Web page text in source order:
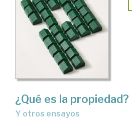
¿Qué es la propiedad?
y otros ensayos